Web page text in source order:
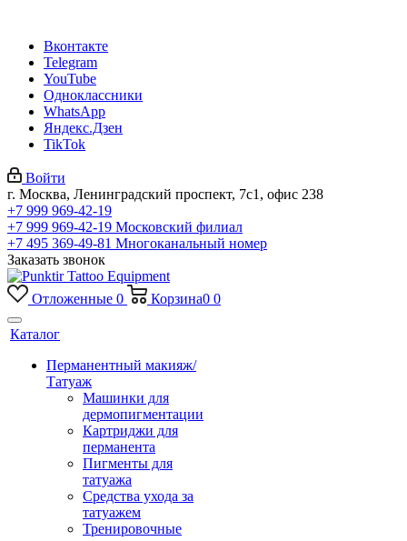
Вконтакте
Telegram
YouTube
Одноклассники
WhatsApp
Яндекс.Дзен
TikTok
Войти
г. Москва, Ленинградский проспект, 7с1, офис 238
+7 999 969-42-19
+7 999 969-42-19 Московский филиал
+7 495 369-49-81 Многоканальный номер
Заказать звонок
Отложенные 0 Корзина0 0
Каталог
Перманентный макияж/
Татуаж
Машинки для
дермопигментации
Картриджи для
перманента
Пигменты для
татуажа
Средства ухода за
татуажем
Тренировочные